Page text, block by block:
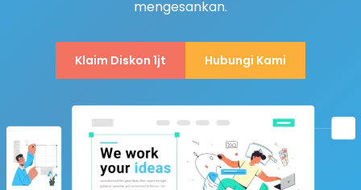
mengesankan.
Klaim Diskon 1jt Hubungi Kami